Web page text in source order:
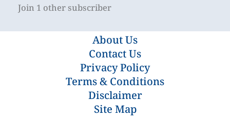
Join 1 other subscriber
About Us
Contact Us
Privacy Policy
Terms & Conditions
Disclaimer
Site Map